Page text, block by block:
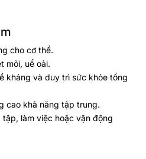
cho cơ thể.
mỏi, uể oải.
kháng và duy trì sức khỏe tổng
cao khả năng tập trung.
làm việc hoặc vận động